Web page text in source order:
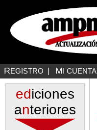
REGISTRO MI CUENTA
ediciones
anteriores